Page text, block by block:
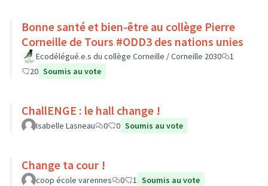
Bonne santé et bien-être au collège Pierre
Corneille de Tours #ODD3 des nations unies
Ecodélégué.e.s du collège Corneille / Corneille 2030
1
20 Soumis au vote
ChallENGE : le hall change !
Isabelle Lasneau 0 0 Soumis au vote
Change ta cour !
coop école varennes 0 1 Soumis au vote